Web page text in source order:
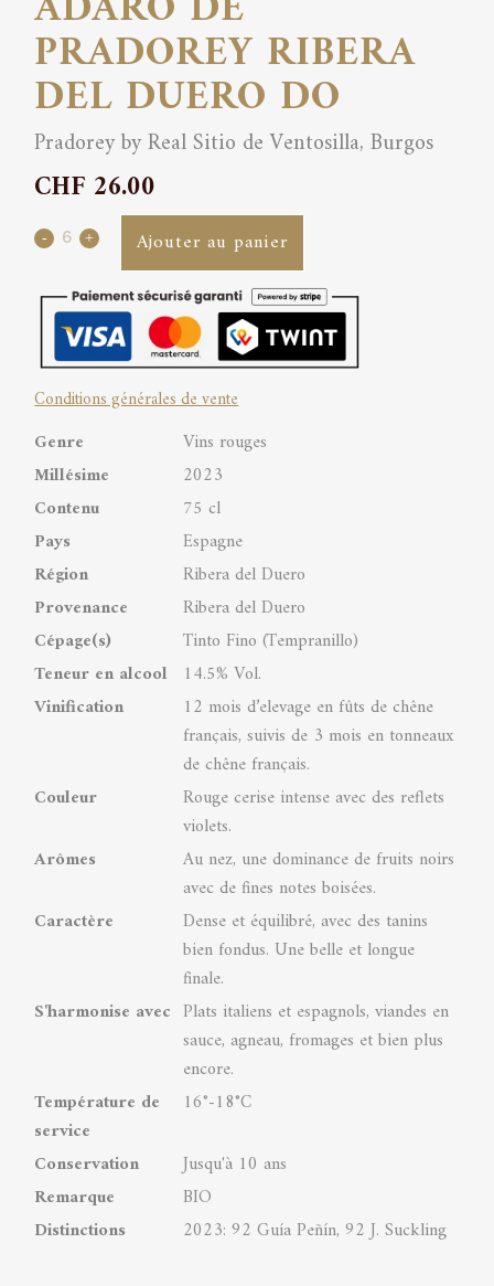
PRADOREY RIBERA
DEL DUERO DO
Pradorey by Real Sitio de Ventosilla, Burgos
CHF 26.00
Adaro
Pradorey
Ribera
del
Duero
DO
Ajouter au panier
Conditions générales de vente
Genre
Vins rouges
Millésime
2023
Contenu
75 cl
Pays
Espagne
Région
Ribera del Duero
Provenance
Ribera del Duero
Cépage(s)
Tinto Fino (Tempranillo)
Teneur en alcool
14.5% Vol.
Vinification
12 mois d’elevage en fûts de chêne
français, suivis de 3 mois en tonneaux
de chêne français.
Couleur
Rouge cerise intense avec des reflets
violets.
Arômes
Au nez, une dominance de fruits noirs
avec de fines notes boisées.
Caractère
Dense et équilibré, avec des tanins
bien fondus. Une belle et longue
finale.
S'harmonise avec Plats italiens et espagnols, viandes en
sauce, agneau, fromages et bien plus
encore.
Température de
service
16°-18°C
Conservation
Jusqu'à 10 ans
Remarque
BIO
Distinctions
2023: 92 Guía Peñín, 92 J. Suckling